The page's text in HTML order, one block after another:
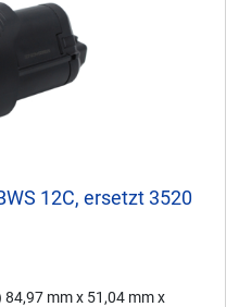
12C, ersetzt 3520
84,97 mm x 51,04 mm x